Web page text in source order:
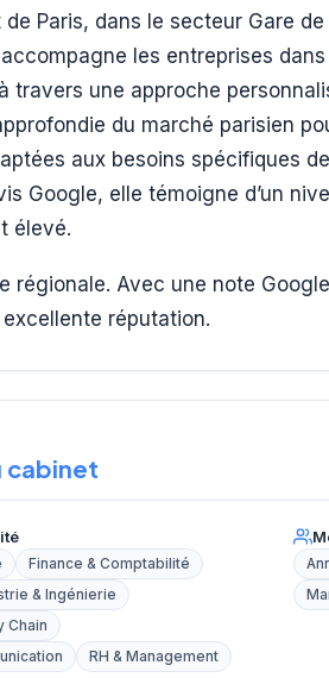
Paris, dans le secteur Gare
les entreprises
travers une approche
du marché parisien
aux besoins spécifiques
Google, elle témoigne d’un
élevé.
régionale. Avec une note
excellente réputation.
cabinet
Finance & Comptabilité
& Ingénierie
Chain
RH & Management